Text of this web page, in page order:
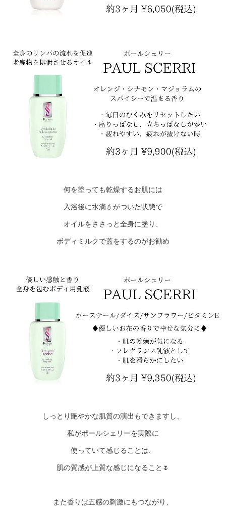
何を塗っても乾燥するお肌には
入浴後に水滴💧がついた状態で
オイルをささっと全身に塗り、
ボディミルクで蓋をするのがお勧め
しっとり艶やかな肌質の演出もできますし、
私がポールシェリーを実際に
使っていて感じることは、
肌の質感が上質な感じになること🌷
また香りは五感の刺激にもつながり、